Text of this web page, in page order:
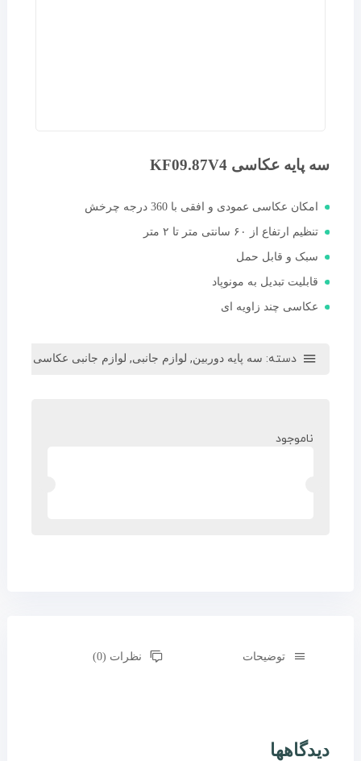
سه پایه عکاسی KF09.87V4
امکان عکاسی عمودی و افقی با 360 درجه چرخش
تنظیم ارتفاع از ۶۰ سانتی متر تا ۲ متر
سبک و قابل حمل
قابلیت تبدیل به مونوپاد
عکاسی چند زاویه ای
دسته: سه پایه دوربین, لوازم جانبی, لوازم جانبی عکاسی
ناموجود
توضیحات نظرات (0)
دیدگاهها